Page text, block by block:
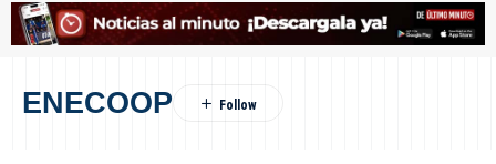
ENECOOP